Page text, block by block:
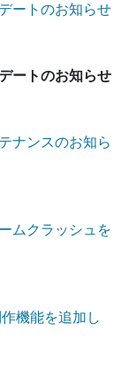
ートのお知らせ
ートのお知らせ
ナンスのお知ら
ムクラッシュを
機能を追加し